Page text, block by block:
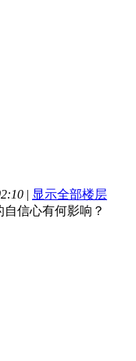
| 显示全部楼层
信心有何影响？